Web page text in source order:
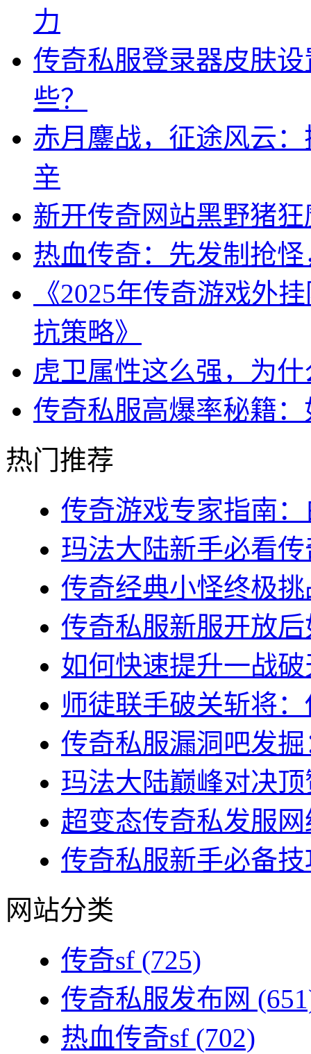
力
传奇私服登录器皮肤
些？
赤月鏖战，征途风云
辛
新开传奇网站黑野猪
热血传奇：先发制抢
《2025年传奇游戏外
抗策略》
虎卫属性这么强，为
传奇私服高爆率秘籍
热门推荐
传奇游戏专家指南
玛法大陆新手必看
传奇经典小怪终极
传奇私服新服开放
如何快速提升一战
师徒联手破关斩将
传奇私服漏洞吧发
玛法大陆巅峰对决
超变态传奇私发服
传奇私服新手必备
网站分类
传奇sf (725)
传奇私服发布网
热血传奇sf (702)